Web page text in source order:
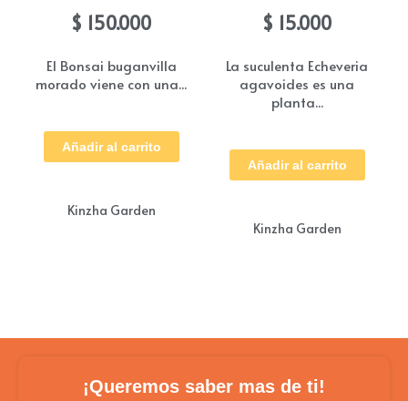
$ 150.000
El Bonsai buganvilla
morado viene con una...
Añadir al carrito
Kinzha Garden
$ 15.000
La suculenta Echeveria
agavoides es una
planta...
Añadir al carrito
Kinzha Garden
¡Queremos saber mas de ti!